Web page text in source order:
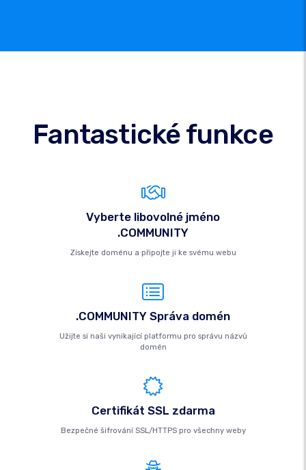
Fantastické funkce
Vyberte libovolné jméno
.COMMUNITY
Získejte doménu a připojte ji ke svému webu
.COMMUNITY Správa domén
Užijte si naši vynikající platformu pro správu názvů
domén
Certifikát SSL zdarma
Bezpečné šifrování SSL/HTTPS pro všechny weby